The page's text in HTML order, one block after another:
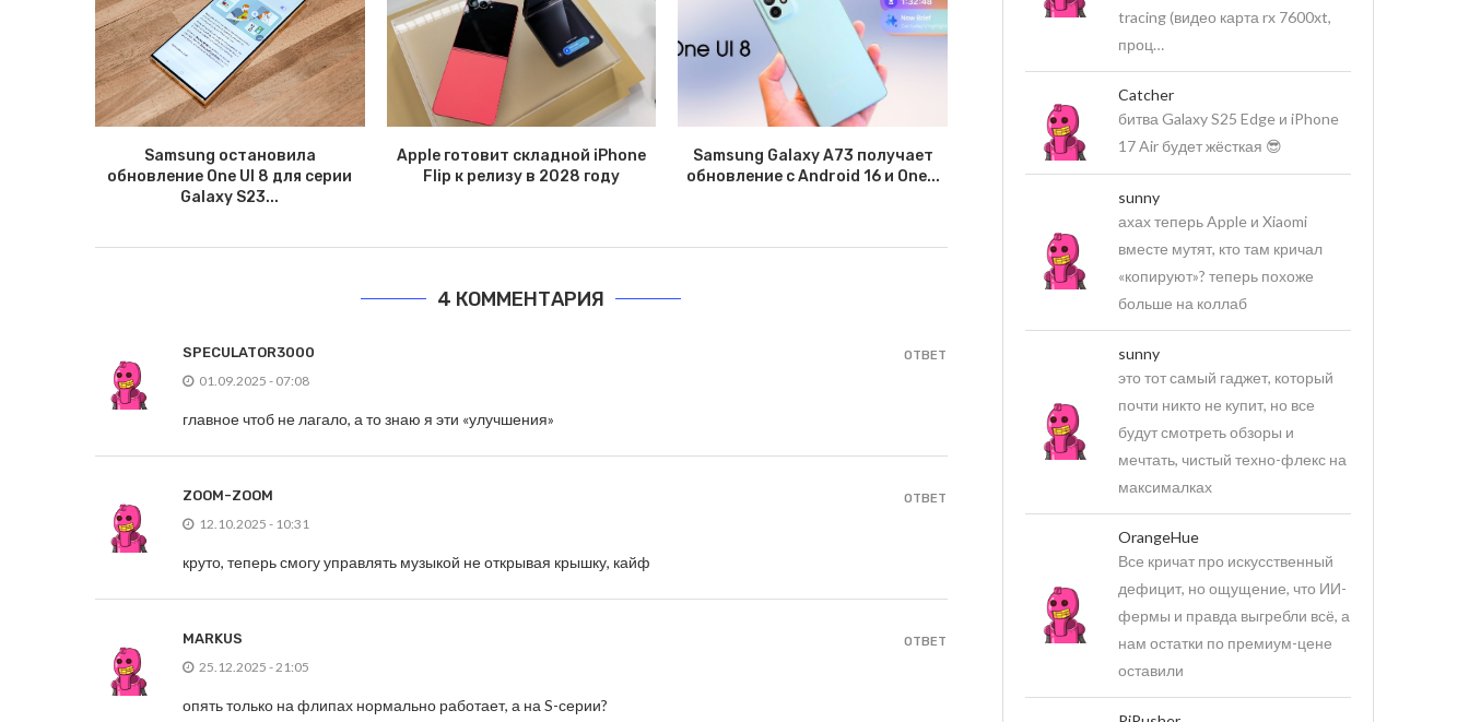
Samsung остановила
обновление One UI 8 для серии
Galaxy S23...
Apple готовит складной iPhone
Flip к релизу в 2028 году
Samsung Galaxy A73 получает
обновление с Android 16 и One...
4 КОММЕНТАРИЯ
SPECULATOR3000
01.09.2025 - 07:08
главное чтоб не лагало, а то знаю я эти «улучшения»
ОТВЕТ
ZOOM-ZOOM
12.10.2025 - 10:31
круто, теперь смогу управлять музыкой не открывая крышку, кайф
ОТВЕТ
MARKUS
25.12.2025 - 21:05
опять только на флипах нормально работает, а на S-серии?
ОТВЕТ
tracing (видео карта rx 7600xt,
проц…
Catcher
битва Galaxy S25 Edge и iPhone
17 Air будет жёсткая 😎
sunny
ахах теперь Apple и Xiaomi
вместе мутят, кто там кричал
«копируют»? теперь похоже
больше на коллаб
sunny
это тот самый гаджет, который
почти никто не купит, но все
будут смотреть обзоры и
мечтать, чистый техно-флекс на
максималках
OrangeHue
Все кричат про искусственный
дефицит, но ощущение, что ИИ-
фермы и правда выгребли всё, а
нам остатки по премиум-цене
оставили